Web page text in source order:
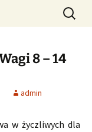
i
Szukaj:
8 – 14
admin
w życzliwych dla